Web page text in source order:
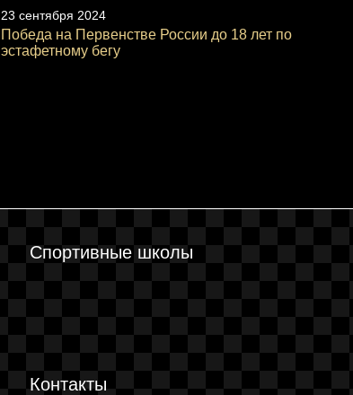
23 сентября 2024
Победа на Первенстве России до 18 лет по
эстафетному бегу
Спортивные школы
Контакты